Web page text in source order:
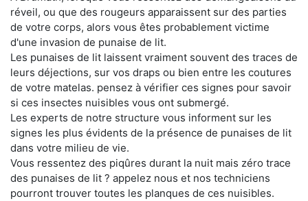
réveil, ou que des rougeurs apparaissent sur des parties
de votre corps, alors vous êtes probablement victime
d'une invasion de punaise de lit.
Les punaises de lit laissent vraiment souvent des traces de
leurs déjections, sur vos draps ou bien entre les coutures
de votre matelas. pensez à vérifier ces signes pour savoir
si ces insectes nuisibles vous ont submergé.
Les experts de notre structure vous informent sur les
signes les plus évidents de la présence de punaises de lit
dans votre milieu de vie.
Vous ressentez des piqûres durant la nuit mais zéro trace
des punaises de lit ? appelez nous et nos techniciens
pourront trouver toutes les planques de ces nuisibles.